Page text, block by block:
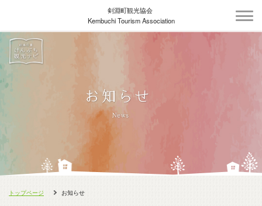
剣淵町観光協会
Kembuchi Tourism Association
トップページ お知らせ